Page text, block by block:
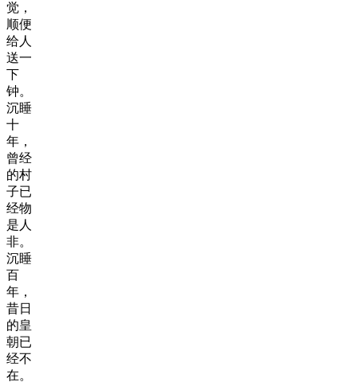
觉，
顺便
给人
送一
下
钟。
沉睡
十
年，
曾经
的村
子已
经物
是人
非。
沉睡
百
年，
昔日
的皇
朝已
经不
在。